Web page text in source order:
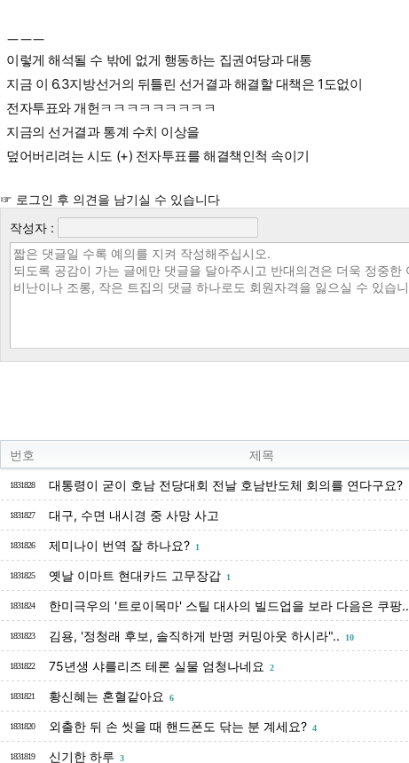
ㅡㅡㅡ
이렇게 해석될 수 밖에 없게 행동하는 집권여당과 대통
지금 이 6.3지방선거의 뒤틀린 선거결과 해결할 대책은 1도없이
전자투표와 개헌ㅋㅋㅋㅋㅋㅋㅋㅋㅋ
지금의 선거결과 통계 수치 이상을
덮어버리려는 시도 (+) 전자투표를 해결책인척 속이기
☞ 로그인 후 의견을 남기실 수 있습니다
작성자 :
번호 제목
1831828 대통령이 굳이 호남 전당대회 전날 호남반도체 회의를 연다구요?
1831827 대구, 수면 내시경 중 사망 사고
1831826 제미나이 번역 잘 하나요? 1
1831825 옛날 이마트 현대카드 고무장갑 1
1831824 한미극우의 '트로이목마' 스틸 대사의 빌드업을 보라 다음은 쿠팡..
1831823 김용, '정청래 후보, 솔직하게 반명 커밍아웃 하시라".. 10
1831822 75년생 샤를리즈 테론 실물 엄청나네요 2
1831821 황신혜는 혼혈같아요 6
1831820 외출한 뒤 손 씻을 때 핸드폰도 닦는 분 계세요? 4
1831819 신기한 하루 3